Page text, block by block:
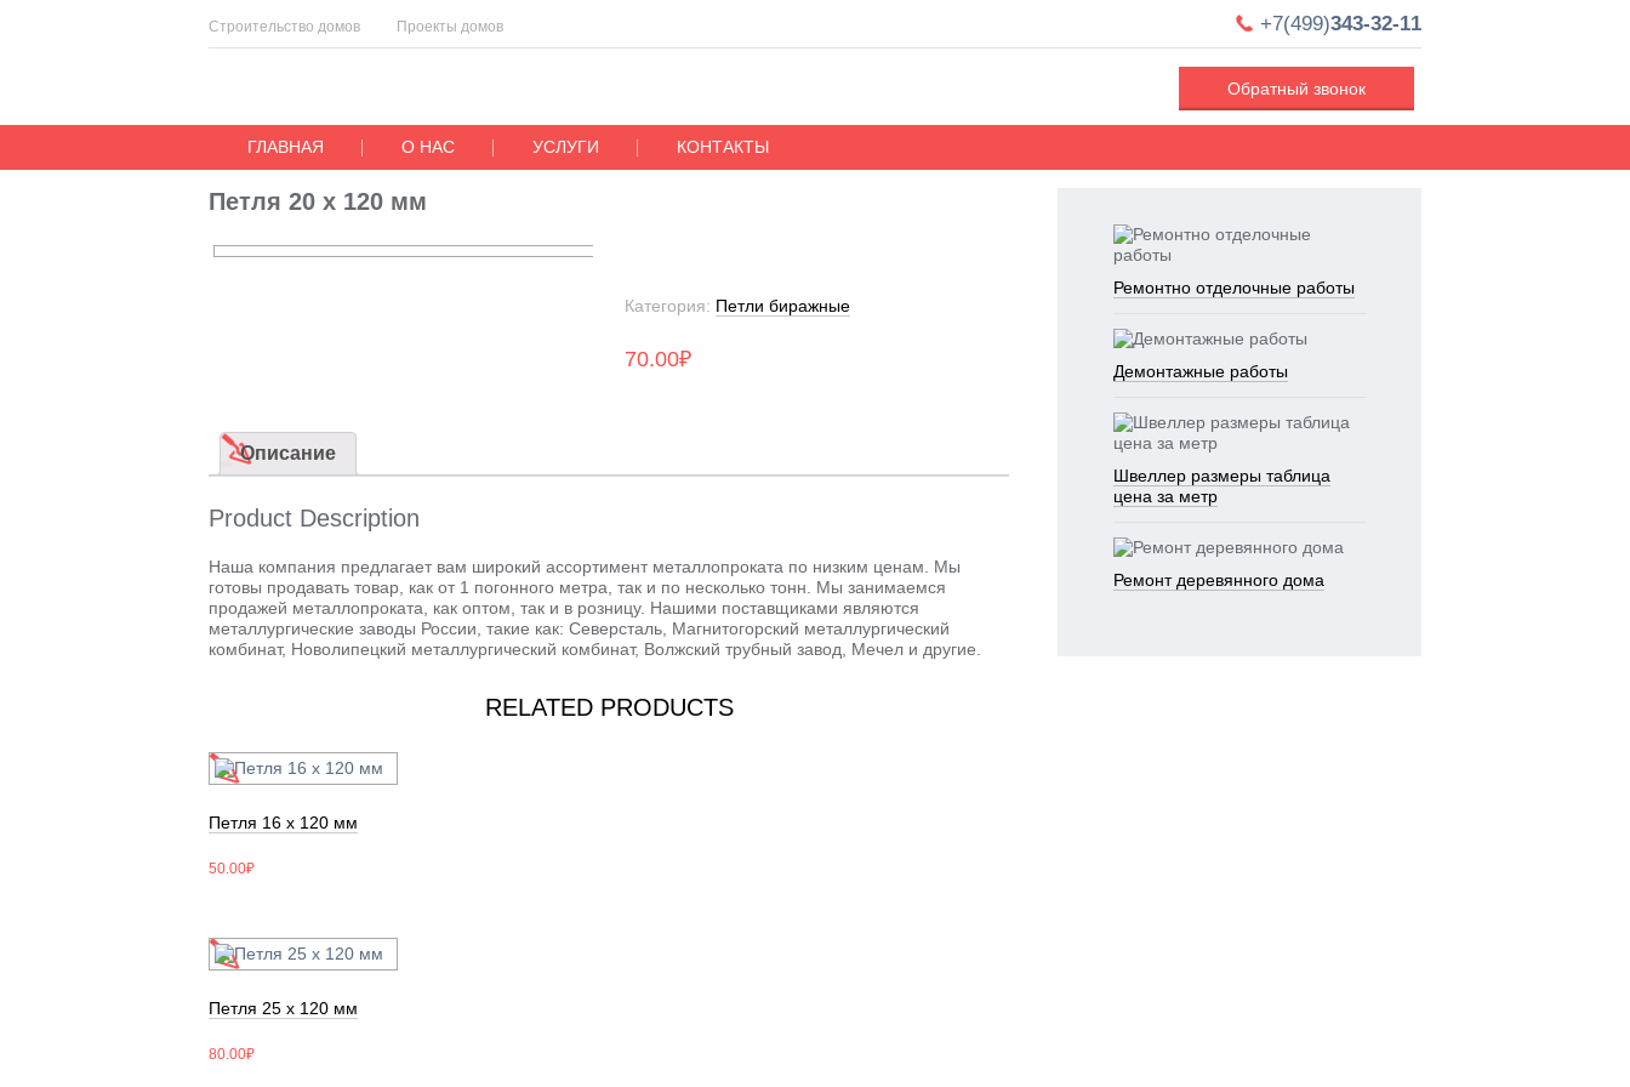
Обратный звонок
+7(499)343-32-11
ГЛАВНАЯ О НАС УСЛУГИ КОНТАКТЫ
Строительство домов Проекты домов
Петля 20 х 120 мм
Категория: Петли биражные
70.00₽
Описание
Product Description
Наша компания предлагает вам широкий ассортимент металлопроката по низким ценам. Мы
готовы продавать товар, как от 1 погонного метра, так и по несколько тонн. Мы занимаемся
продажей металлопроката, как оптом, так и в розницу. Нашими поставщиками являются
металлургические заводы России, такие как: Северсталь, Магнитогорский металлургический
комбинат, Новолипецкий металлургический комбинат, Волжский трубный завод, Мечел и другие.
RELATED PRODUCTS
Петля 16 х 120 мм
50.00₽
Петля 25 х 120 мм
80.00₽
Ремонтно отделочные работы
Демонтажные работы
Швеллер размеры таблица
цена за метр
Ремонт деревянного дома